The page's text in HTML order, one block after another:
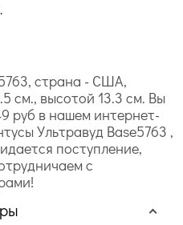
страна - США,
cм., высотой 13.3 cм. Вы
руб в нашем интернет-
Ультравуд Base5763 ,
поступление,
с